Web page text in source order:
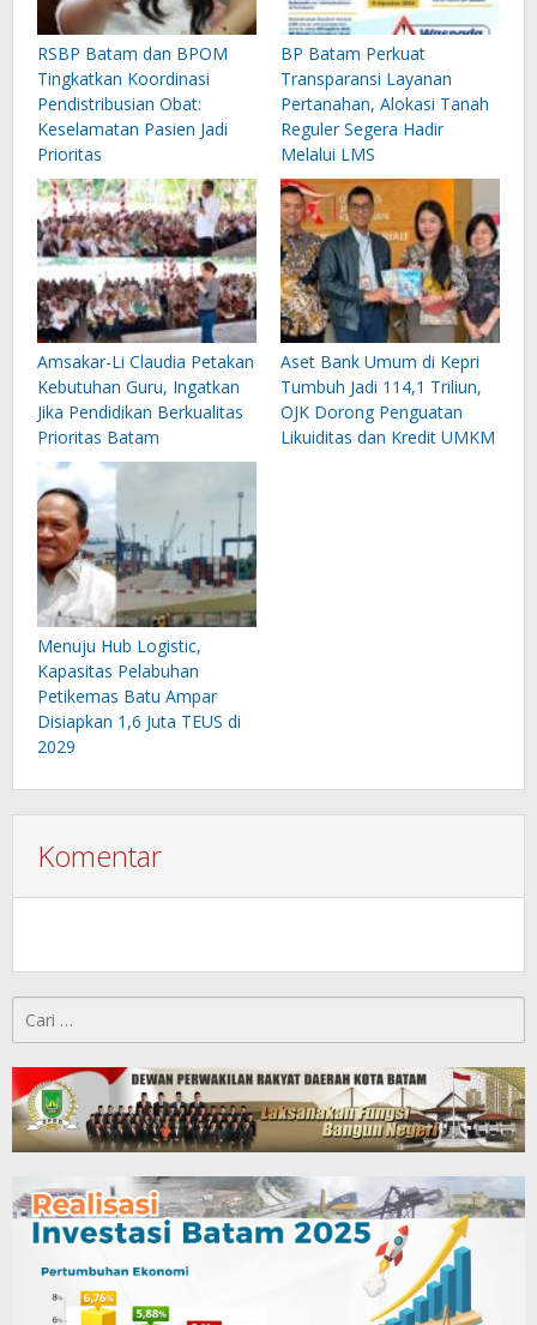
RSBP Batam dan BPOM
Tingkatkan Koordinasi
Pendistribusian Obat:
Keselamatan Pasien Jadi
Prioritas
BP Batam Perkuat
Transparansi Layanan
Pertanahan, Alokasi Tanah
Reguler Segera Hadir
Melalui LMS
Amsakar-Li Claudia Petakan
Kebutuhan Guru, Ingatkan
Jika Pendidikan Berkualitas
Prioritas Batam
Aset Bank Umum di Kepri
Tumbuh Jadi 114,1 Triliun,
OJK Dorong Penguatan
Likuiditas dan Kredit UMKM
Menuju Hub Logistic,
Kapasitas Pelabuhan
Petikemas Batu Ampar
Disiapkan 1,6 Juta TEUS di
2029
Komentar
untuk: